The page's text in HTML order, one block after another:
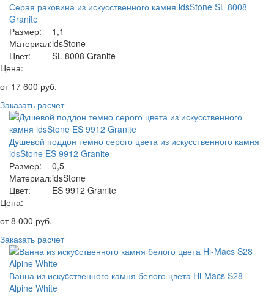
Серая раковина из искусственного камня idsStone SL 8008
Granite
Размер:
1,1
Материал:idsStone
Цвет:
SL 8008 Granite
Цена:
от 17 600 руб.
Заказать расчет
Душевой поддон темно серого цвета из искусственного камня
idsStone ES 9912 Granite
Размер:
0,5
Материал:idsStone
Цвет:
ES 9912 Granite
Цена:
от8 000 руб.
Заказать расчет
Ванна из искуcственного камня белого цвета Hi-Macs S28
Alpine White